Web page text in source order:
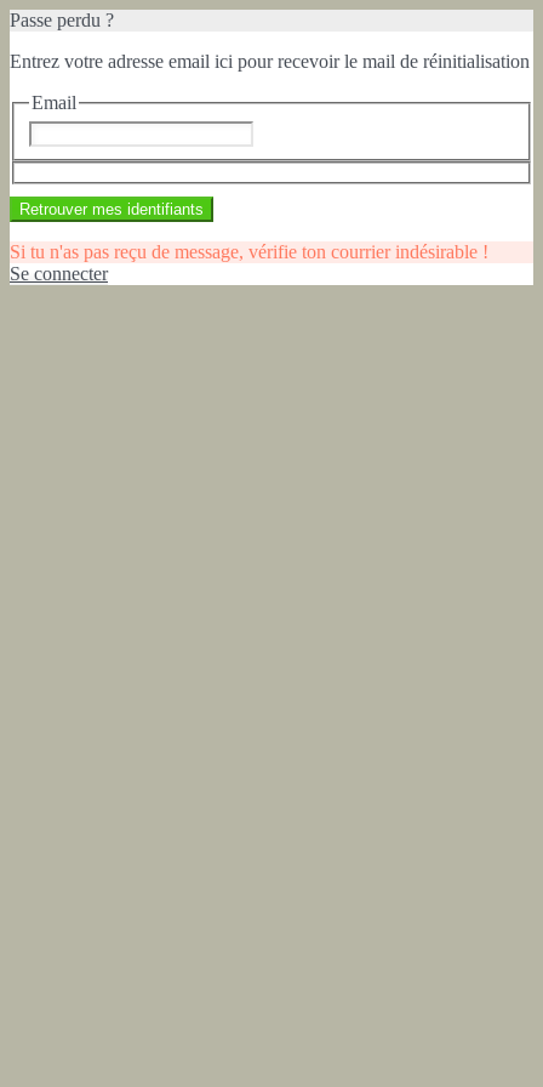
Passe perdu ?
Entrez votre adresse email ici pour recevoir le mail de réinitialisation
Email
Retrouver mes identifiants
Si tu n'as pas reçu de message, vérifie ton courrier indésirable !
Se connecter